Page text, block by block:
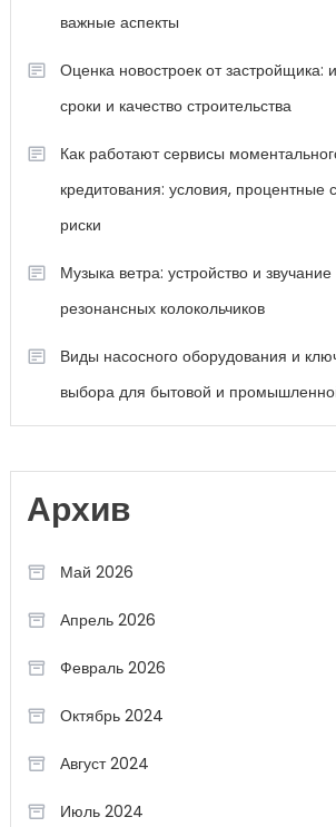
важные аспекты
Оценка новостроек от застройщика:
сроки и качество строительства
Как работают сервисы
кредитования: условия, процентные
риски
Музыка ветра: устройство и
резонансных колокольчиков
Виды насосного оборудования и
выбора для бытовой и
Архив
Май 2026
Апрель 2026
Февраль 2026
Октябрь 2024
Август 2024
Июль 2024